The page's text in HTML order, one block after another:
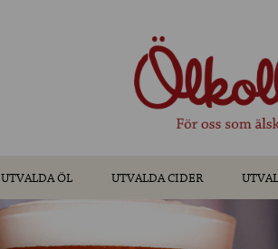
UTVALDA ÖL UTVALDA CIDER